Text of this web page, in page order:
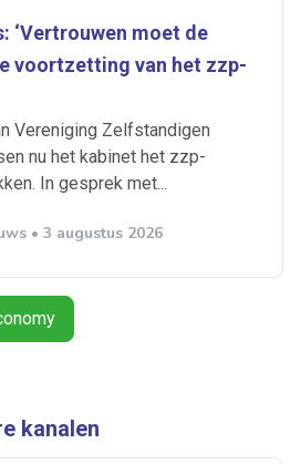
‘Vertrouwen moet de
voortzetting van het zzp-
Vereniging Zelfstandigen
nu het kabinet het zzp-
In gesprek met...
• 3 augustus 2026
kanalen
zoeken
ABU
Bureau Cicero
Flexnieuws
ZiPconomy